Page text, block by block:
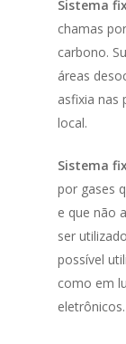
Sistema
chamas
carbono.
áreas
asfixia nas
local.
Sistema
por gases
e que não
ser
possível
como em
eletrônicos.